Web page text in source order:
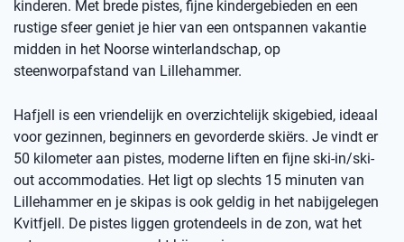
kinderen. Met brede pistes, fijne kindergebieden en een
rustige sfeer geniet je hier van een ontspannen vakantie
midden in het Noorse winterlandschap, op
steenworpafstand van Lillehammer.
Hafjell is een vriendelijk en overzichtelijk skigebied, ideaal
voor gezinnen, beginners en gevorderde skiërs. Je vindt er
50 kilometer aan pistes, moderne liften en fijne ski-in/ski-
out accommodaties. Het ligt op slechts 15 minuten van
Lillehammer en je skipas is ook geldig in het nabijgelegen
Kvitfjell. De pistes liggen grotendeels in de zon, wat het